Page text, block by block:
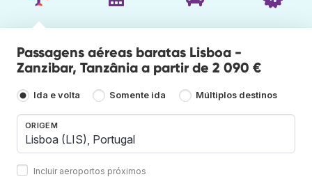
Passagens aéreas baratas Lisboa -
Zanzibar, Tanzânia a partir de 2 090 €
Ida e volta Somente ida Múltiplos destinos
ORIGEM
Incluir aeroportos próximos